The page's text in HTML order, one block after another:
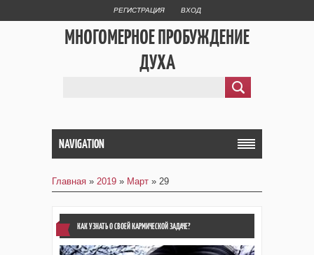
РЕГИСТРАЦИЯ ВХОД
МНОГОМЕРНОЕ ПРОБУЖДЕНИЕ
ДУХА
NAVIGATION
Главная » 2019 » Март » 29
КАК УЗНАТЬ О СВОЕЙ КАРМИЧЕСКОЙ ЗАДАЧЕ?